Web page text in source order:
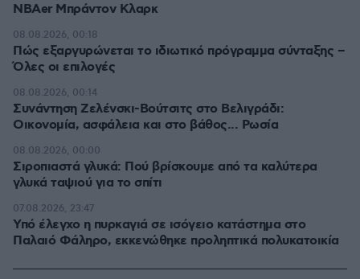
NBAer Μπράντον Κλαρκ
Πώς εξαργυρώνεται το ιδιωτικό πρόγραμμα σύνταξης –
Όλες οι επιλογές
08.08.2026, 00:18
Συνάντηση Ζελένσκι-Βούτσιτς στο Βελιγράδι:
Οικονομία, ασφάλεια και στο βάθος... Ρωσία
08.08.2026, 00:14
Σιροπιαστά γλυκά: Πού βρίσκουμε από τα καλύτερα
γλυκά ταψιού για το σπίτι
08.08.2026, 00:00
Υπό έλεγχο η πυρκαγιά σε ισόγειο κατάστημα στο
Παλαιό Φάληρο, εκκενώθηκε προληπτικά πολυκατοικία
07.08.2026, 23:47